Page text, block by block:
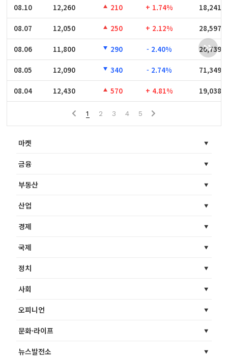
08.10
08.07
08.06
08.05
08.04
08.10 12,260 210 + 1.74% 18,241
08.07 12,050 250 + 2.12% 28,597
08.06 11,800 290 - 2.40% 26,739
08.05 12,090 340 - 2.74% 71,349
08.04 12,430 570 + 4.81% 19,038
1 2 3 4 5
마켓
금융
부동산
산업
경제
국제
정치
사회
오피니언
문화·라이프
뉴스발전소